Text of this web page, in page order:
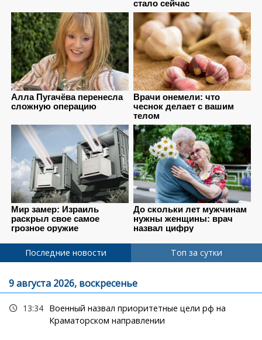
Последние новости Топ за сутки
9 августа 2026, воскресенье
13:34 Военный назвал приоритетные цели рф на
Краматорском направлении